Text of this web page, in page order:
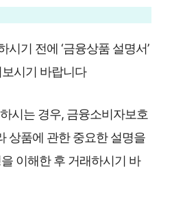
기 전에 ‘금융상품 설명서’
보시기 바랍니다
시는 경우, 금융소비자보호
상품에 관한 중요한 설명을
이해한 후 거래하시기 바